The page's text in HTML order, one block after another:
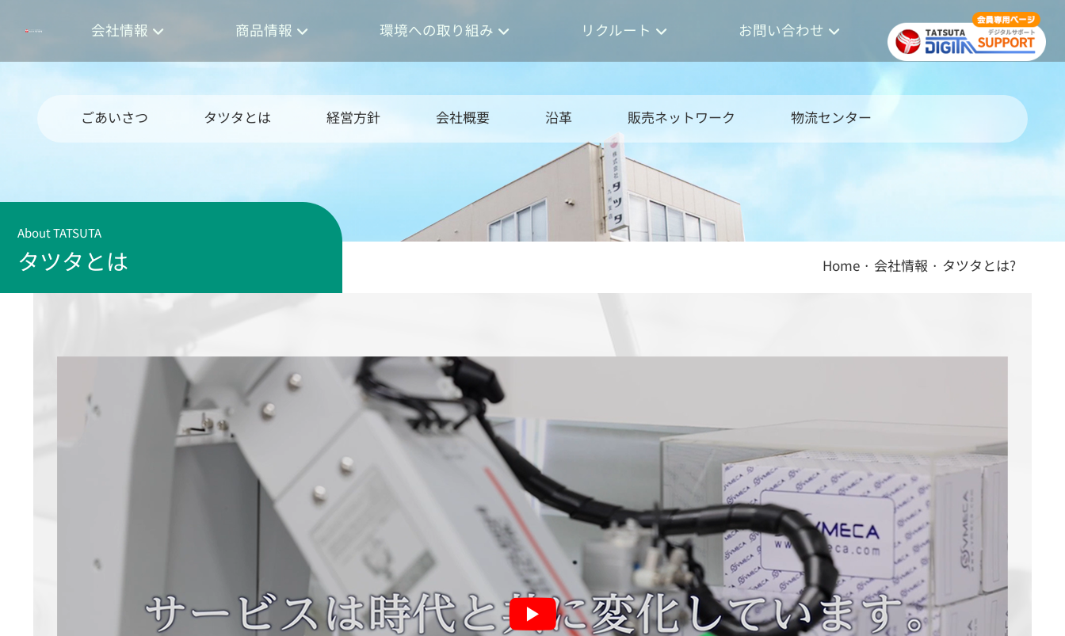
会社情報 商品情報 環境への取り組み リクルート お問い合わせ
ごあいさつ タツタとは 経営方針 会社概要 沿革 販売ネットワーク 物流センター
About TATSUTA
タツタとは Home · 会社情報 · タツタとは?